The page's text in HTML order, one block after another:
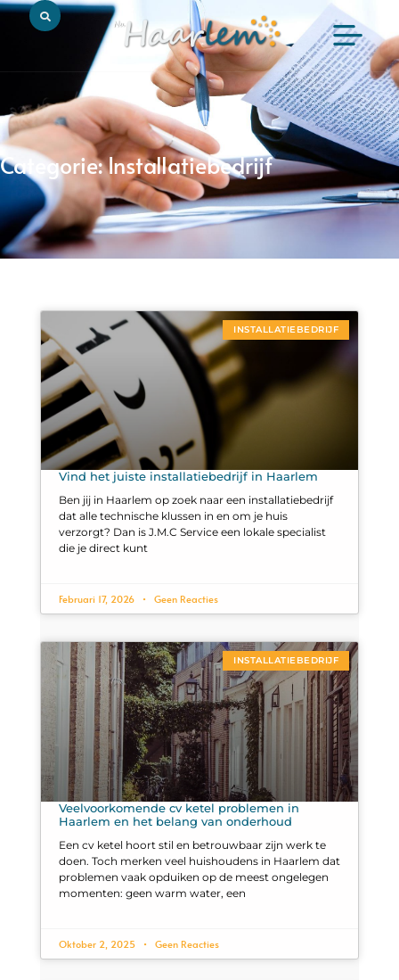
Categorie: Installatiebedrijf
INSTALLATIEBEDRIJF
Vind het juiste installatiebedrijf in Haarlem
Ben jij in Haarlem op zoek naar een installatiebedrijf
dat alle technische klussen in en om je huis
verzorgt? Dan is J.M.C Service een lokale specialist
die je direct kunt
Februari 17, 2026 Geen Reacties
INSTALLATIEBEDRIJF
Veelvoorkomende cv ketel problemen in
Haarlem en het belang van onderhoud
Een cv ketel hoort stil en betrouwbaar zijn werk te
doen. Toch merken veel huishoudens in Haarlem dat
problemen vaak opduiken op de meest ongelegen
momenten: geen warm water, een
Oktober 2, 2025 Geen Reacties